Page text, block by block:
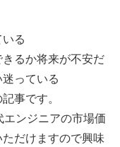
る
るか将来が不安だ
っている
事です。
エンジニアの市場価
だけますので興味